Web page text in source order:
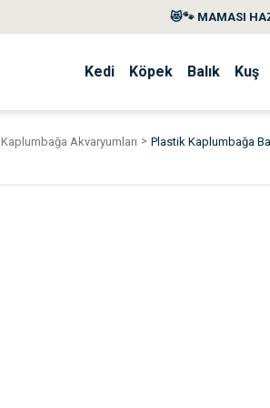
😻🐾 MAMASI
Kedi Köpek Balık Kuş
Kaplumbağa Akvaryumları Plastik Kaplumbağa